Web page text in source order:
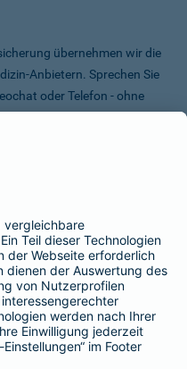
übernehmen wir die
Anbietern. Sprechen Sie
oder Telefon - ohne
erleichtern, haben wir vorab
für Sie vereinbart. Sowohl
Sie von einer
also direkt zwischen dem
Sie auf die Logos.